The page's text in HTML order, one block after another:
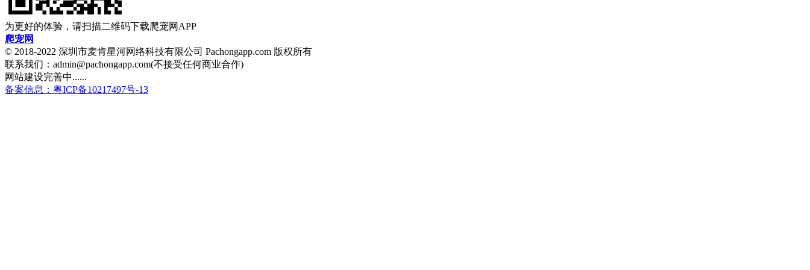
为更好的体验，请扫描二维码下载爬宠网APP
爬宠网
© 2018-2022 深圳市麦肯星河网络科技有限公司 Pachongapp.com 版权所有
联系我们：admin@pachongapp.com(不接受任何商业合作)
网站建设完善中......
备案信息：粤ICP备10217497号-13